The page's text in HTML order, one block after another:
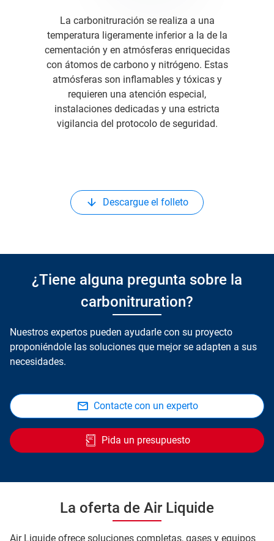
La carbonitruración se realiza a una
temperatura ligeramente inferior a la de la
cementación y en atmósferas enriquecidas
con átomos de carbono y nitrógeno. Estas
atmósferas son inflamables y tóxicas y
requieren una atención especial,
instalaciones dedicadas y una estricta
vigilancia del protocolo de seguridad.
Descargue el folleto
¿Tiene alguna pregunta sobre la
carbonitruration?
Nuestros expertos pueden ayudarle con su proyecto
proponiéndole las soluciones que mejor se adapten a sus
necesidades.
Contacte con un experto
Pida un presupuesto
La oferta de Air Liquide
Air Liquide ofrece soluciones completas, gases y equipos